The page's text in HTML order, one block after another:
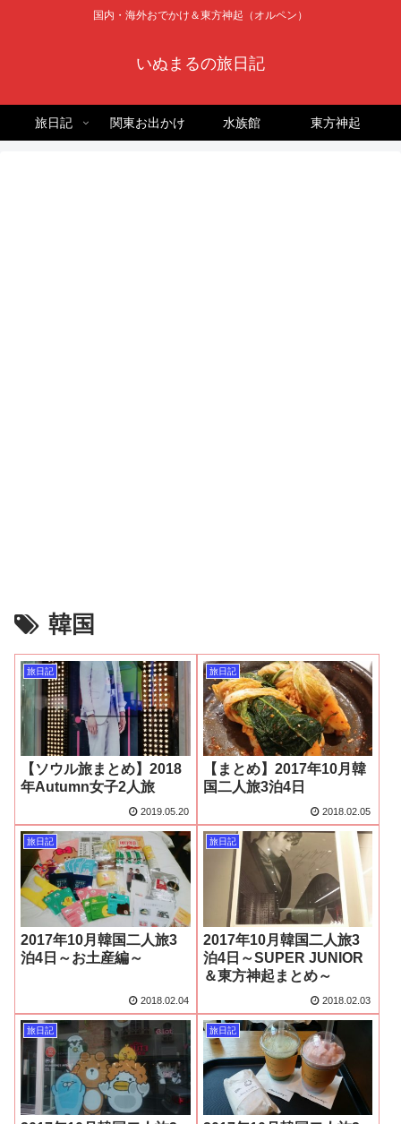
国内・海外おでかけ＆東方神起（オルペン）
いぬまるの旅日記
旅日記 関東お出かけ 水族館 東方神起
韓国
旅日記
【ソウル旅まとめ】2018
年Autumn女子2人旅
2019.05.20
旅日記
【まとめ】2017年10月韓
国二人旅3泊4日
2018.02.05
旅日記
2017年10月韓国二人旅3
泊4日～お土産編～
2018.02.04
旅日記
2017年10月韓国二人旅3
泊4日～SUPER JUNIOR
＆東方神起まとめ～
2018.02.03
旅日記 旅日記